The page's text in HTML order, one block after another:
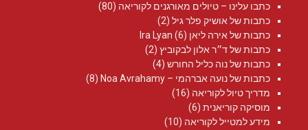
כתבו עלינו – טיולים מאורגנים לקוריאה (80)
כתבות של אושיק פלר גיל (2)
כתבות של אירה ליאן Ira Lyan (6)
כתבות של ד״ר אלון לבקוביץ (2)
כתבות של נוה כליל החורש (4)
כתבות של נועה אברהמי – Noa Avrahamy‏
(8)
מדריך טיול לקוריאה (16)
מוסיקה קוריאנית (6)
מידע למטייל לקוריאה (10)